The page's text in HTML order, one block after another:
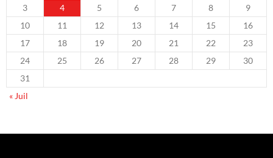
3
4 5 6 7 8
9
10
11 12 13 14 15
16
17
18 19 20 21 22
23
24
25 26 27 28 29
30
31
« Juil